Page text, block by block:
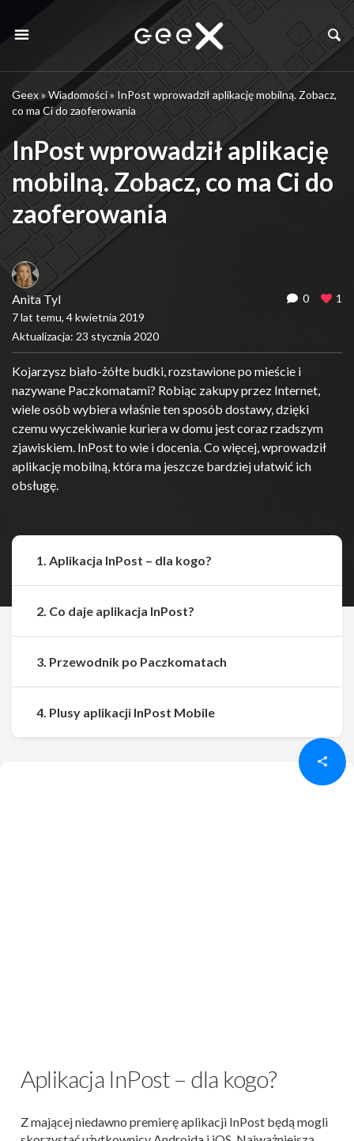
Geex» Wiadomości» InPost wprowadził aplikację mobilną. Zobacz,
co ma Ci do zaoferowania
InPost wprowadził aplikację
mobilną. Zobacz, co ma Ci do
zaoferowania
Anita Tyl
7 lat temu, 4 kwietnia 2019
Aktualizacja: 23 stycznia 2020
0 1
Kojarzysz biało-żółte budki, rozstawione po mieście i
nazywane Paczkomatami? Robiąc zakupy przez Internet,
wiele osób wybiera właśnie ten sposób dostawy, dzięki
czemu wyczekiwanie kuriera w domu jest coraz rzadszym
zjawiskiem. InPost to wie i docenia. Co więcej, wprowadził
aplikację mobilną, która ma jeszcze bardziej ułatwić ich
obsługę.
Udostępnij
Aplikacja InPost – dla kogo?
Z mającej niedawno premierę aplikacji InPost będą mogli
1. Aplikacja InPost – dla kogo?
2. Co daje aplikacja InPost?
3. Przewodnik po Paczkomatach
4. Plusy aplikacji InPost Mobile